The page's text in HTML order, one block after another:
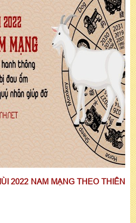
2022 NAM MẠNG THEO THIÊN